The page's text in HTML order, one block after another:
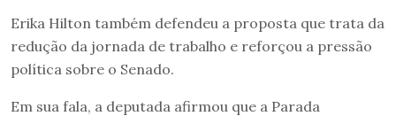
Erika Hilton também defendeu a proposta que trata da
redução da jornada de trabalho e reforçou a pressão
política sobre o Senado.
Em sua fala, a deputada afirmou que a Parada